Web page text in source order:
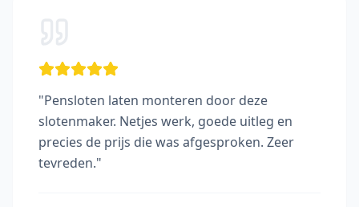
"Pensloten laten monteren door deze
slotenmaker. Netjes werk, goede uitleg en
precies de prijs die was afgesproken. Zeer
tevreden."